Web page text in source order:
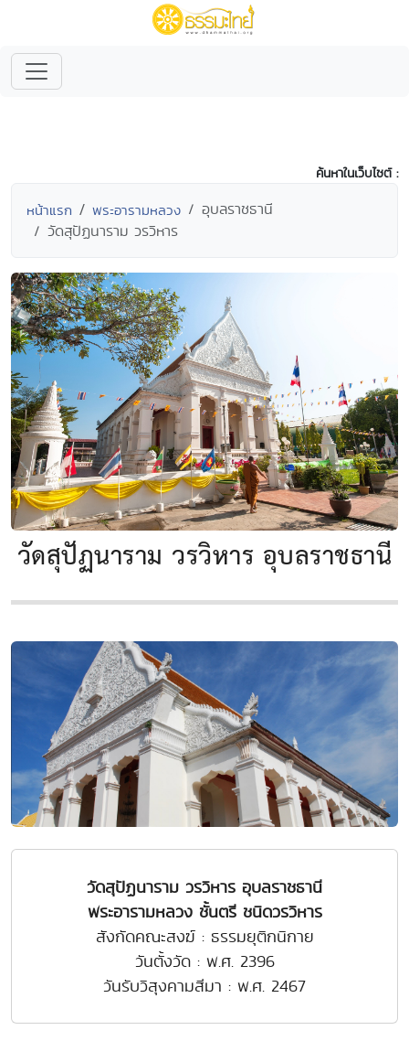
ค้นหาในเว็บไซต์ :
หน้าแรก พระอารามหลวง
อุบลราชธานี
วัดสุปัฏนาราม วรวิหาร
วัดสุปัฏนาราม วรวิหาร อุบลราชธานี
วัดสุปัฏนาราม วรวิหาร อุบลราชธานี
พระอารามหลวง ชั้นตรี ชนิดวรวิหาร
สังกัดคณะสงฆ์ : ธรรมยุติกนิกาย
วันตั้งวัด : พ.ศ. 2396
วันรับวิสุงคามสีมา : พ.ศ. 2467